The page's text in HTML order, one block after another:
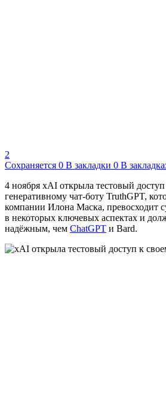
2
Сохраняется 0 В закладки 0 В
4 ноября xAI открыла тестовый
генеративному чат-боту TruthGPT,
компании Илона Маска, превосходит
в некоторых ключевых аспектах и
надёжным, чем ChatGPT и Bard.